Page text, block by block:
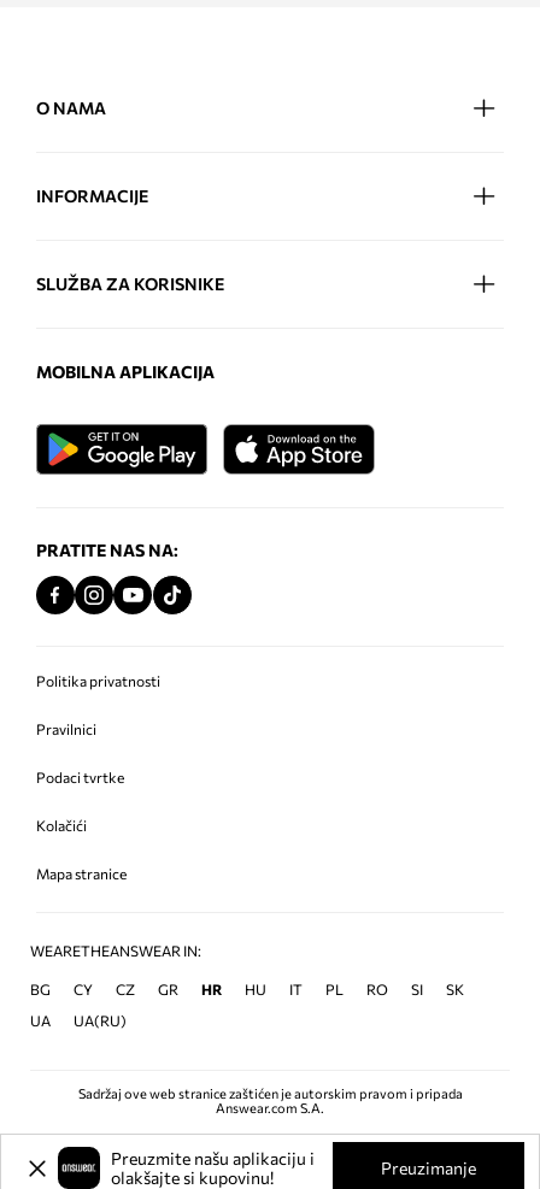
O NAMA
INFORMACIJE
SLUŽBA ZA KORISNIKE
MOBILNA APLIKACIJA
PRATITE NAS NA:
Politika privatnosti
Pravilnici
Podaci tvrtke
Kolačići
Mapa stranice
WEARETHEANSWEAR IN:
BG CY CZ GR HR HU IT PL RO SI
SK
UA
UA(RU)
Sadržaj ove web stranice zaštićen je autorskim pravom i pripada
Answear.com S.A.
Preuzmite našu aplikaciju i
olakšajte si kupovinu!
Preuzimanje